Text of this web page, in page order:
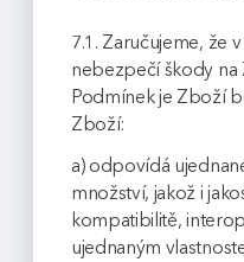
7.1. Zaručujeme, že
nebezpečí škody
Podmínek je Zboží
Zboží:
a) odpovídá
množství, jakož i
kompatibilitě,
ujednaným